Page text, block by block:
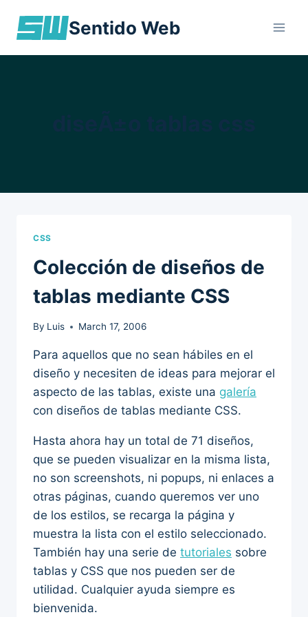
Sentido Web
CSS
Colección de diseños de
tablas mediante CSS
By Luis March 17, 2006
Para aquellos que no sean hábiles en el
diseño y necesiten de ideas para mejorar el
aspecto de las tablas, existe una galería
con diseños de tablas mediante CSS.
Hasta ahora hay un total de 71 diseños,
que se pueden visualizar en la misma lista,
no son screenshots, ni popups, ni enlaces a
otras páginas, cuando queremos ver uno
de los estilos, se recarga la página y
muestra la lista con el estilo seleccionado.
También hay una serie de tutoriales sobre
tablas y CSS que nos pueden ser de
utilidad. Cualquier ayuda siempre es
bienvenida.